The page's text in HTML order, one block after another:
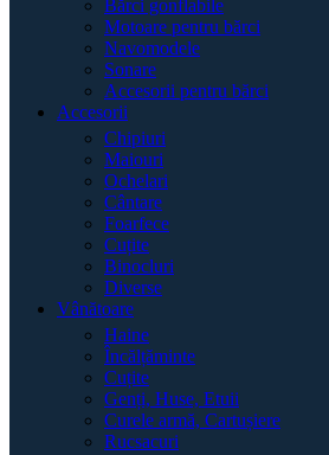
Bărci gonflabile
Motoare pentru bărci
Navomodele
Sonare
Accesorii pentru bărci
Accesorii
Chipiuri
Maiouri
Ochelari
Cântare
Foarfece
Cuțite
Binocluri
Diverse
Vânătoare
Haine
Încălțăminte
Cuțite
Genți, Huse, Etuii
Curele armă, Cartușiere
Rucsacuri